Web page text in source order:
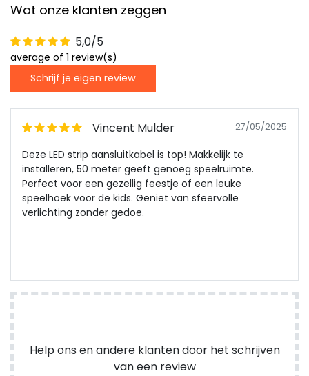
Wat onze klanten zeggen
5,0/5
average of 1 review(s)
Schrijf je eigen review
Vincent Mulder 27/05/2025
Deze LED strip aansluitkabel is top! Makkelijk te
installeren, 50 meter geeft genoeg speelruimte.
Perfect voor een gezellig feestje of een leuke
speelhoek voor de kids. Geniet van sfeervolle
verlichting zonder gedoe.
Help ons en andere klanten door het schrijven
van een review